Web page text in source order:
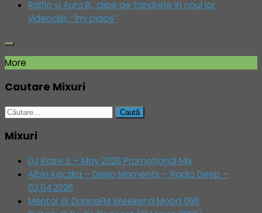
Ralflo și Aura B., clipe de tandrețe în noul lor
videoclip, “Îmi place”
More
Cautare Mixuri
Caută
Mixuri
DJ Razvi S – May 2026 Promotional Mix
Albin Kaczka – Deep Moments – Radio Deep –
03.04.2026
Mentol @ DanceFM Weekend Mood 066